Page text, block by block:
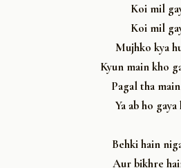
Koi mil
Koi mil
Mujhko kya
Kyun main kho
Pagal tha
Ya ab ho
Behki hain
Aur bikhre